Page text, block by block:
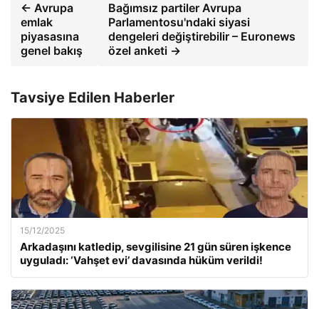
← Avrupa
emlak
piyasasına
genel bakış
Bağımsız partiler Avrupa
Parlamentosu'ndaki siyasi
dengeleri değiştirebilir – Euronews
özel anketi →
Tavsiye Edilen Haberler
15/12/2025
Arkadaşını katledip, sevgilisine 21 gün süren işkence
uyguladı: ‘Vahşet evi’ davasında hüküm verildi!